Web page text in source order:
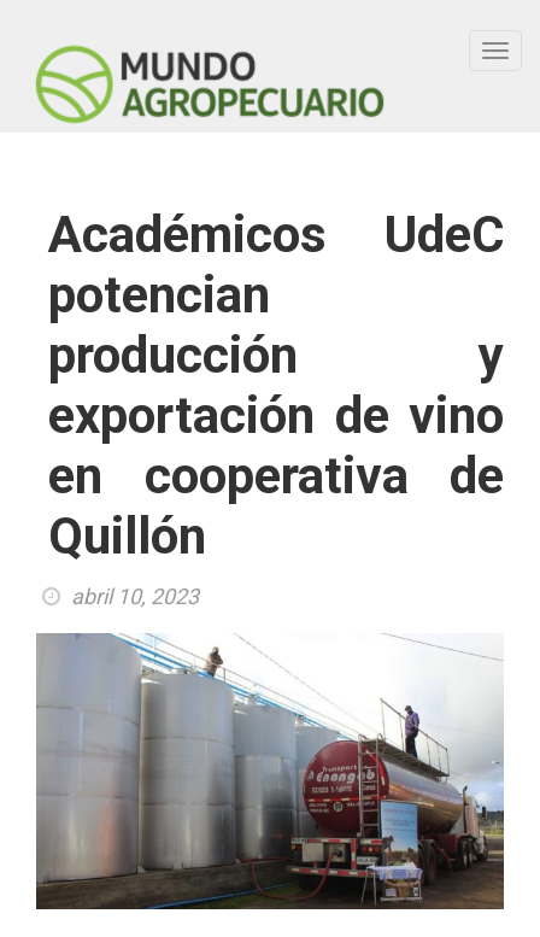
Académicos UdeC
potencian
producción y
exportación de vino
en cooperativa de
Quillón
abril 10, 2023